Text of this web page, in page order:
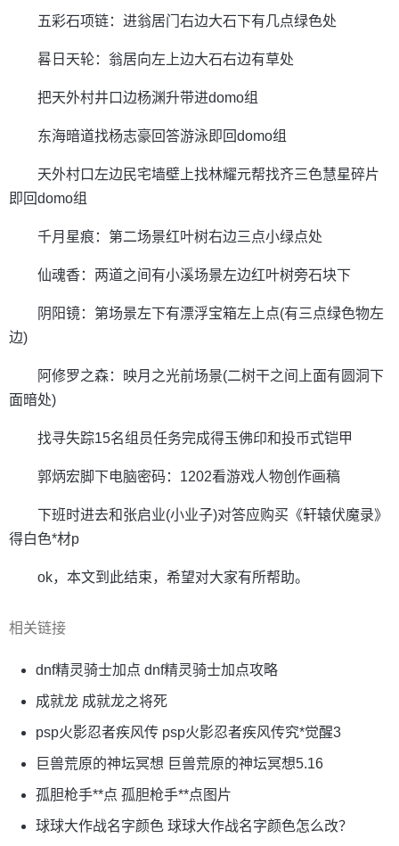
五彩石项链：进翁居门右边大石下有几点绿色处
晷日天轮：翁居向左上边大石右边有草处
把天外村井口边杨渊升带进domo组
东海暗道找杨志豪回答游泳即回domo组
天外村口左边民宅墙壁上找林耀元帮找齐三色慧星碎片
即回domo组
千月星痕：第二场景红叶树右边三点小绿点处
仙魂香：两道之间有小溪场景左边红叶树旁石块下
阴阳镜：第场景左下有漂浮宝箱左上点(有三点绿色物左
边)
阿修罗之森：映月之光前场景(二树干之间上面有圆洞下
面暗处)
找寻失踪15名组员任务完成得玉佛印和投币式铠甲
郭炳宏脚下电脑密码：1202看游戏人物创作画稿
下班时进去和张启业(小业子)对答应购买《轩辕伏魔录》
得白色*材p
ok，本文到此结束，希望对大家有所帮助。
相关链接
dnf精灵骑士加点 dnf精灵骑士加点攻略
成就龙 成就龙之将死
psp火影忍者疾风传 psp火影忍者疾风传究*觉醒3
巨兽荒原的神坛冥想 巨兽荒原的神坛冥想5.16
孤胆枪手**点 孤胆枪手**点图片
球球大作战名字颜色 球球大作战名字颜色怎么改？